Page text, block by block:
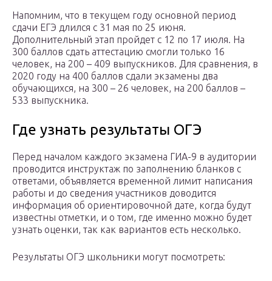
Напомним, что в текущем году основной период
сдачи ЕГЭ длился с 31 мая по 25 июня.
Дополнительный этап пройдет с 12 по 17 июля. На
300 баллов сдать аттестацию смогли только 16
человек, на 200 – 409 выпускников. Для сравнения, в
2020 году на 400 баллов сдали экзамены два
обучающихся, на 300 – 26 человек, на 200 баллов –
533 выпускника.
Где узнать результаты ОГЭ
Перед началом каждого экзамена ГИА-9 в аудитории
проводится инструктаж по заполнению бланков с
ответами, объявляется временной лимит написания
работы и до сведения участников доводится
информация об ориентировочной дате, когда будут
известны отметки, и о том, где именно можно будет
узнать оценки, так как вариантов есть несколько.
Результаты ОГЭ школьники могут посмотреть: